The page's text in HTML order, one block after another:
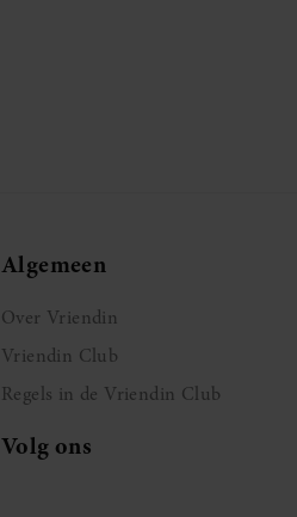
Algemeen
Over Vriendin
Vriendin Club
Regels in de Vriendin Club
Volg ons